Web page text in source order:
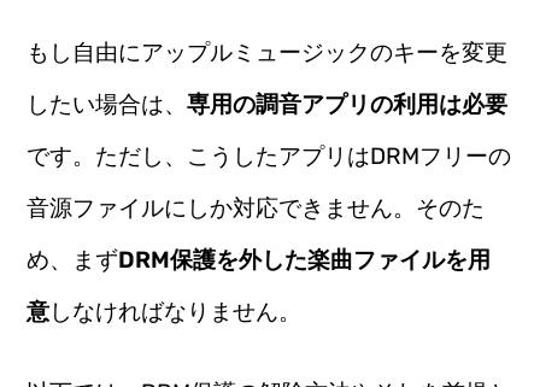
もし自由にアップルミュージックのキーを変更
したい場合は、専用の調音アプリの利用は必要
です。ただし、こうしたアプリはDRMフリーの
音源ファイルにしか対応できません。そのた
め、まずDRM保護を外した楽曲ファイルを用
意しなければなりません。